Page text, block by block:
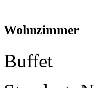
Wohnzimmer
Buffet